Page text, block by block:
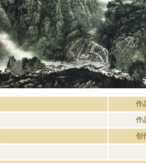
作
作
创